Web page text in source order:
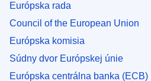
Európska rada
Council of the European Union
Európska komisia
Súdny dvor Európskej únie
Európska centrálna banka (ECB)